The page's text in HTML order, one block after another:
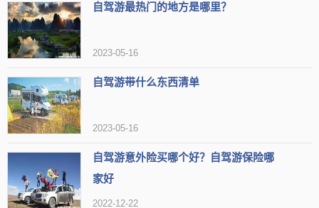
评论3：这里是看日落的好去处，建筑在山顶。
组图
类型
热度 2.1万人近期来过
【简介】韶州公园位于韶关市武江区，占地面积约20万平方米，
自驾游最热门的地方是哪里？
2023-05-16
自驾游带什么东西清单
2023-05-16
自驾游意外险买哪个好？自驾游保险哪
家好
2022-12-22